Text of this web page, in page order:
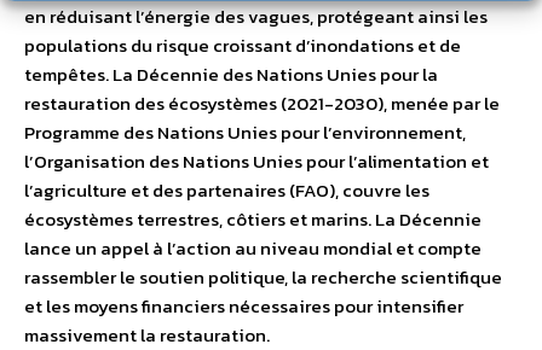
en réduisant l’énergie des vagues, protégeant ainsi les
populations du risque croissant d’inondations et de
tempêtes. La Décennie des Nations Unies pour la
restauration des écosystèmes (2021-2030), menée par le
Programme des Nations Unies pour l’environnement,
l’Organisation des Nations Unies pour l’alimentation et
l’agriculture et des partenaires (FAO), couvre les
écosystèmes terrestres, côtiers et marins. La Décennie
lance un appel à l’action au niveau mondial et compte
rassembler le soutien politique, la recherche scientifique
et les moyens financiers nécessaires pour intensifier
massivement la restauration.